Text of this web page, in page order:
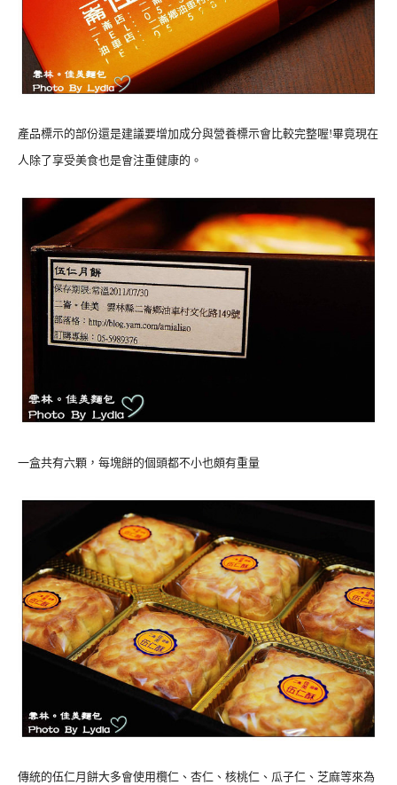
產品標示的部份還是建議要增加成分與營養標示會比較完整喔!畢竟現在
人除了享受美食也是會注重健康的。
一盒共有六顆，每塊餅的個頭都不小也頗有重量
傳統的伍仁月餅大多會使用欖仁、杏仁、核桃仁、瓜子仁、芝麻等來為